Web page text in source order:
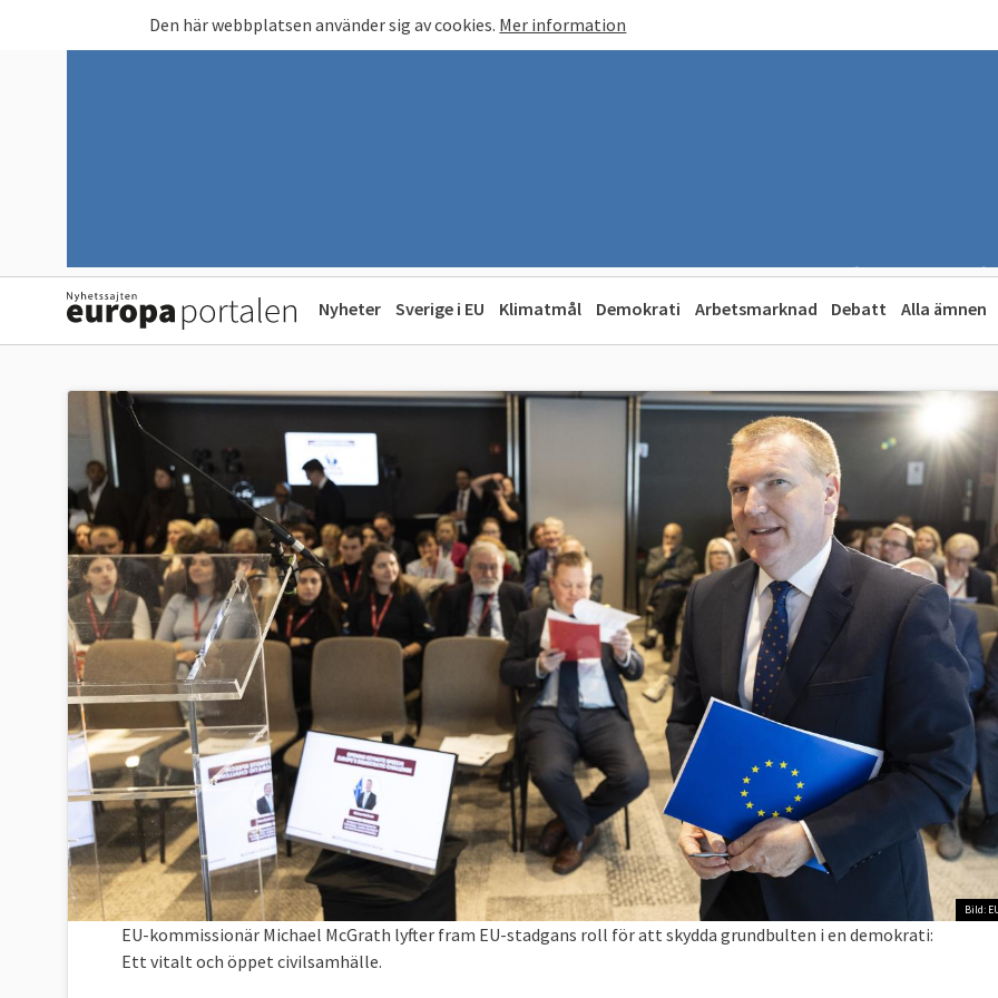
Den här webbplatsen använder sig av cookies. Mer information
Nyheter Sverige i EU Klimatmål Demokrati Arbetsmarknad Debatt Alla ämnen
Bild:
EU-kommissionär Michael McGrath lyfter fram EU-stadgans roll för att skydda grundbulten i en demokrati:
Ett vitalt och öppet civilsamhälle.